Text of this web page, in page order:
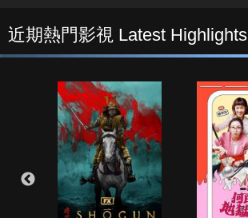
近期熱門影視 Latest Highlights